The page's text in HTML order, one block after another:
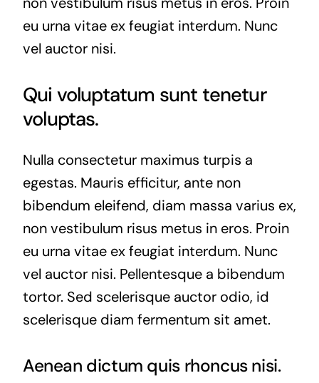
eu urna vitae ex feugiat interdum. Nunc
vel auctor nisi.
Qui voluptatum sunt tenetur
voluptas.
Nulla consectetur maximus turpis a
egestas. Mauris efficitur, ante non
bibendum eleifend, diam massa varius ex,
non vestibulum risus metus in eros. Proin
eu urna vitae ex feugiat interdum. Nunc
vel auctor nisi. Pellentesque a bibendum
tortor. Sed scelerisque auctor odio, id
scelerisque diam fermentum sit amet.
Aenean dictum quis rhoncus nisi.